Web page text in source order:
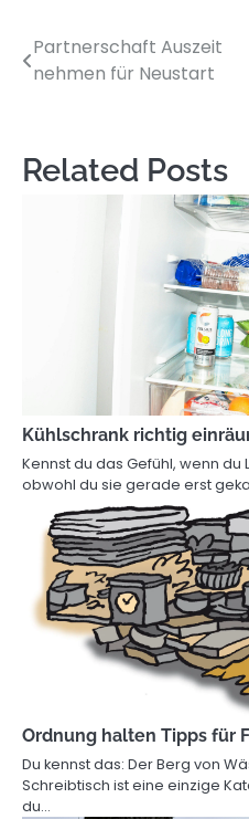
Post
Partnerschaft Auszeit
nehmen für Neustart
Related Posts
Kühlschrank richtig
Kennst du das Gefühl, wenn
obwohl du sie gerade erst
Ordnung halten Tipps für
Du kennst das: Der Berg von
Schreibtisch ist eine einzige
du…